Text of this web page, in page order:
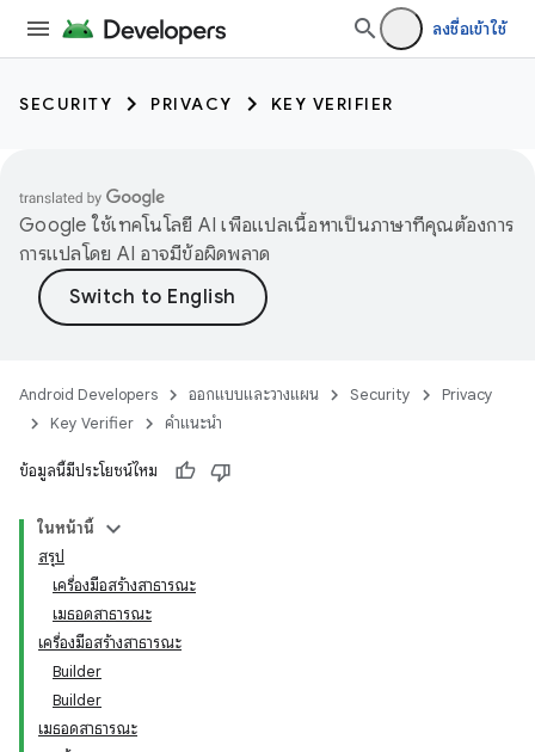
ลงชื่อเข้าใช้
SECURITY PRIVACY KEY VERIFIER
Google ใช้เทคโนโลยี AI เพื่อแปลเนื้อหาเป็นภาษาที่คุณต้องการ
การแปลโดย AI อาจมีข้อผิดพลาด
Android Developers ออกแบบและวางแผน Security
Privacy
Key Verifier
คำแนะนำ
ข้อมูลนี้มีประโยชน์ไหม
ในหน้านี้
สรุป
เครื่องมือสร้างสาธารณะ
เมธอดสาธารณะ
เครื่องมือสร้างสาธารณะ
Builder
Builder
เมธอดสาธารณะ